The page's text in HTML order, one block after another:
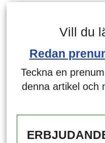
Vill du
Redan
Teckna en
denna artikel och